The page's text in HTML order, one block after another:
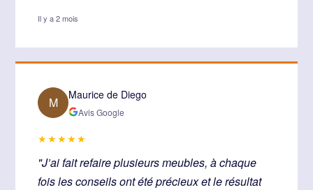
Il y a 2 mois
M Maurice de Diego
Avis Google
★★★★★
"J’ai fait refaire plusieurs meubles, à chaque
fois les conseils ont été précieux et le résultat